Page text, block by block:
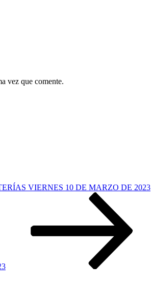
vez que comente.
VIERNES 10 DE MARZO DE 2023